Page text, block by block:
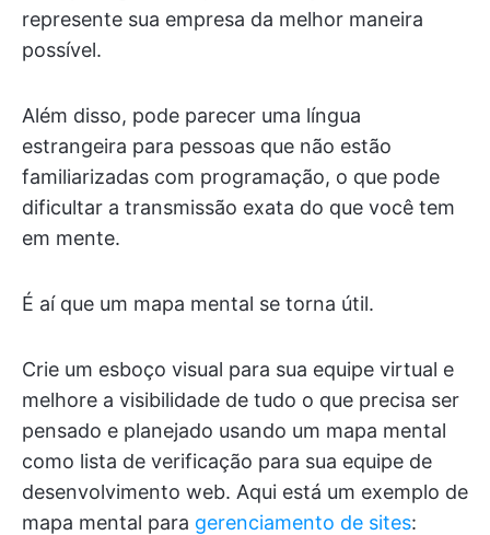
represente sua empresa da melhor maneira
possível.
Além disso, pode parecer uma língua
estrangeira para pessoas que não estão
familiarizadas com programação, o que pode
dificultar a transmissão exata do que você tem
em mente.
É aí que um mapa mental se torna útil.
Crie um esboço visual para sua equipe virtual e
melhore a visibilidade de tudo o que precisa ser
pensado e planejado usando um mapa mental
como lista de verificação para sua equipe de
desenvolvimento web. Aqui está um exemplo de
mapa mental para gerenciamento de sites: